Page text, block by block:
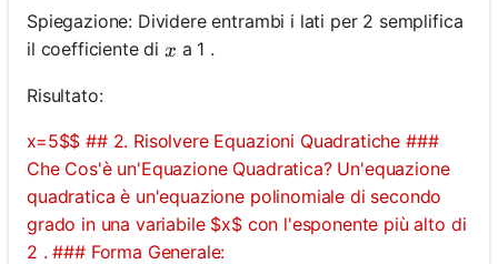
Spiegazione: Dividere entrambi i lati per 2 semplifica
il coefficiente di x
x a 1 .
Risultato:
x=5$$ ## 2. Risolvere Equazioni Quadratiche ###
Che Cos'è un'Equazione Quadratica? Un'equazione
quadratica è un'equazione polinomiale di secondo
grado in una variabile $x$ con l'esponente più alto di
2 . ### Forma Generale: